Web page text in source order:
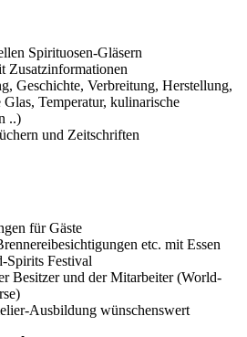
Spirituosen-Gläsern
Zusatzinformationen
Geschichte, Verbreitung, Herstellung,
Temperatur, kulinarische
..)
und Zeitschriften
für Gäste
etc. mit Essen
Spirits Festival
Besitzer und der Mitarbeiter (World-
Ausbildung wünschenswert